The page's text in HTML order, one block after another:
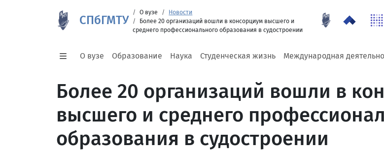
СПбГМТУ
О вузе
Новости
Более 20 организаций вошли в консорциум высшего и
среднего профессионального образования в судостроении
О вузе Образование Наука Студенческая жизнь Международная
Более 20 организаций вошли в
высшего и среднего
образования в судостроении